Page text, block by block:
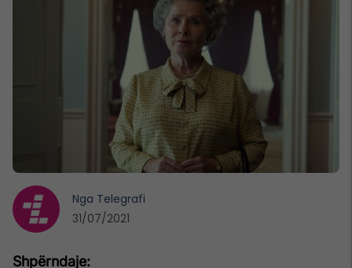
Nga Telegrafi
31/07/2021